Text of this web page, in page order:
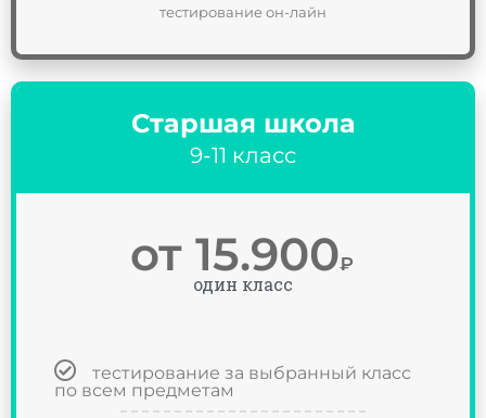
тестирование он-лайн
Старшая школа
9-11 класс
от 15.900₽
один класс
тестирование за выбранный класс
по всем предметам